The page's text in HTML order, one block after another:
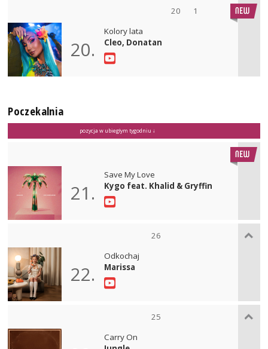
20 1
20.
Kolory lata
Cleo, Donatan
Poczekalnia
pozycja w ubiegłym tygodniu ↓
21.
Save My Love
Kygo feat. Khalid & Gryffin
26
22.
Odkochaj
Marissa
25
Carry On